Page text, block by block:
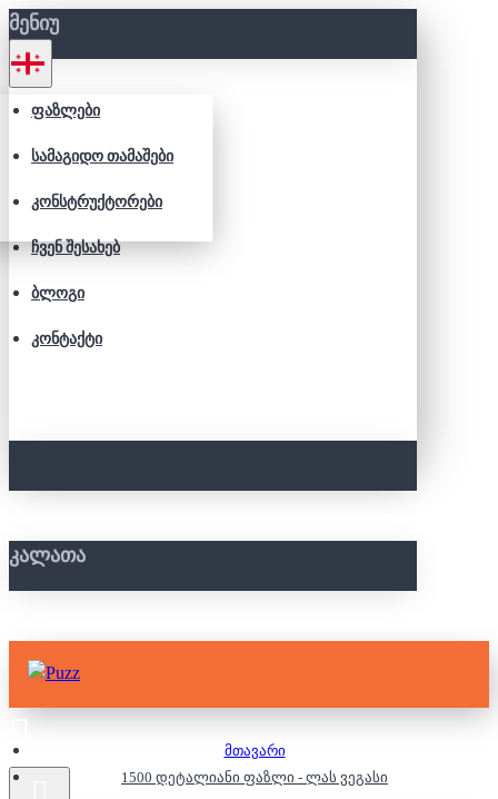
ᲛᲔᲜᲘᲣ
ᲤᲐᲖᲚᲔᲑᲘ
ᲡᲐᲛᲐᲒᲘᲓᲝ ᲗᲐᲛᲐᲨᲔᲑᲘ
ᲙᲝᲜᲡᲢᲠᲣᲥᲢᲝᲠᲔᲑᲘ
ᲩᲕᲔᲜ ᲨᲔᲡᲐᲮᲔᲑ
ᲑᲚᲝᲒᲘ
ᲙᲝᲜᲢᲐᲥᲢᲘ
ᲙᲐᲚᲐᲗᲐ
მთავარი
1500 დეტალიანი ფაზლი - ლას ვეგასი